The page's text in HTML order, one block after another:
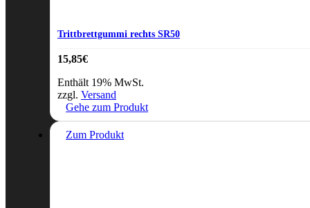
Trittbrettgummi rechts SR50
15,85€
Enthält 19% MwSt.
zzgl. Versand
Gehe zum Produkt
Zum Produkt